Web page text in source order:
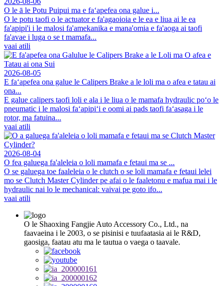
O le ā le Potu Puipui ma e faʻapefea ona galue i...
O le potu taofi o le actuator e fa'agaoioia e le ea e liua ai le ea
fa'apipi'i i le malosi fa'amekanika e mana'omia e fa'aoga ai taofi
fa'avae i luga o se t mamafa...
vaai atili
2026-08-05
E faʻapefea ona galue le Calipers Brake a le loli ma o afea e tatau ai
ona...
E galue calipers taofi loli e ala i le liua o le mamafa hydraulic poʻo le
pneumatic i le malosi faʻapipiʻi e oomi ai pads taofi faʻasaga i le
rotor, ma fatuina...
vaai atili
2026-08-04
O fea galuega fa'aleleia o loli mamafa e fetaui ma se ...
O se galuega toe faaleleia o le clutch o se loli mamafa e fetaui lelei
mo se Clutch Master Cylinder pe afai o le faaletonu e mafua mai i le
hydraulic nai lo le mechanical: vaivai pe goto ifo...
vaai atili
O le Shaoxing Fangjie Auto Accessory Co., Ltd., na
faavaeina i le 2003, o se pisinisi e tuufaatasia ai le R&D,
gaosiga, faatau atu ma le tautua o vaega o taavale.